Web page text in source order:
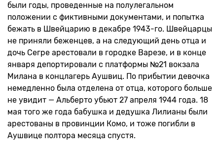
были годы, проведенные на полулегальном
положении с фиктивными документами, и попытка
бежать в Швейцарию в декабре 1943-го. Швейцарцы
не приняли беженцев, а на следующий день отца и
дочь Сегре арестовали в городке Варезе, и в конце
января депортировали с платформы №21 вокзала
Милана в концлагерь Аушвиц. По прибытии девочка
немедленно была отделена от отца, которого больше
не увидит — Альберто убьют 27 апреля 1944 года. 18
мая того же года бабушка и дедушка Лилианы были
арестованы в провинции Комо, и тоже погибли в
Аушвице полтора месяца спустя.